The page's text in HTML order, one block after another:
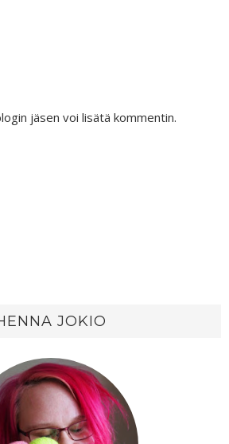
jäsen voi lisätä kommentin.
JOKIO